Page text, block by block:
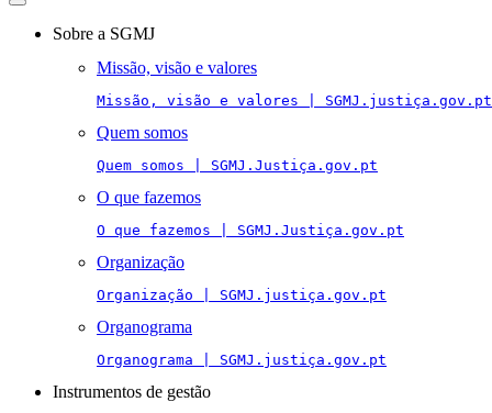
Toggle
navigationSobre a SGMJ
Missão, visão e valores
Missão, visão e valores | SGMJ.justiça.gov.pt
Quem somos
Quem somos | SGMJ.Justiça.gov.pt
O que fazemos
O que fazemos | SGMJ.Justiça.gov.pt
Organização
Organização | SGMJ.justiça.gov.pt
Organograma
Organograma | SGMJ.justiça.gov.pt
Instrumentos de gestão